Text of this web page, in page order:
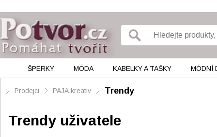
ŠPERKY MÓDA KABELKY A TAŠKY MÓDNÍ
Prodejci PAJA.kreativ Trendy
Trendy uživatele